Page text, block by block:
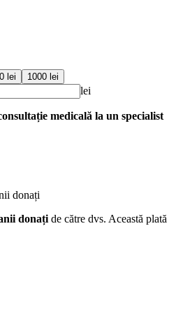
lei 1000 lei
lei
medicală la un specialist
donați
donați de către dvs. Această plată